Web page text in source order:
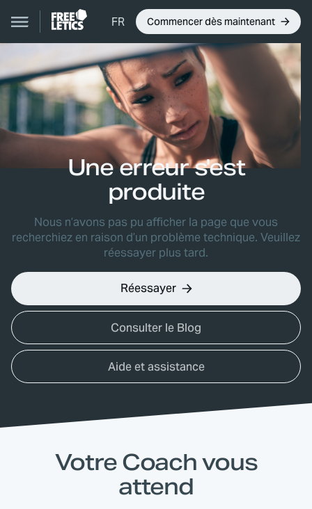
FR Commencer dès maintenant
Une erreur s'est
produite
Nous n’avons pas pu afficher la page que vous
recherchiez en raison d’un problème technique. Veuillez
réessayer plus tard.
Réessayer
Consulter le Blog
Aide et assistance
Votre Coach vous
attend